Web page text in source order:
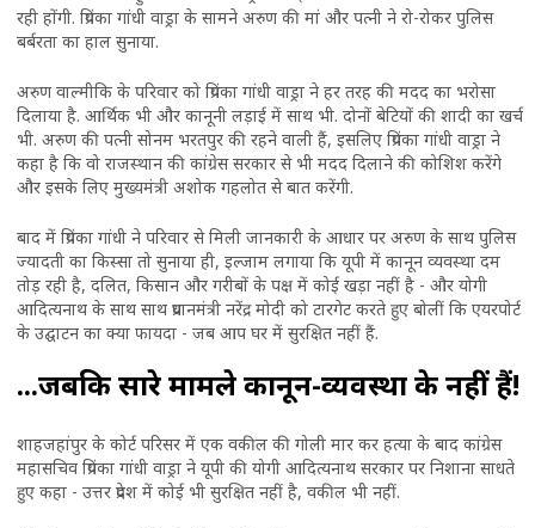
रही होंगी. प्रियंका गांधी वाड्रा के सामने अरुण की मां और पत्नी ने रो-रोकर पुलिस
बर्बरता का हाल सुनाया.
अरुण वाल्मीकि के परिवार को प्रियंका गांधी वाड्रा ने हर तरह की मदद का भरोसा
दिलाया है. आर्थिक भी और कानूनी लड़ाई में साथ भी. दोनों बेटियों की शादी का खर्च
भी. अरुण की पत्नी सोनम भरतपुर की रहने वाली हैं, इसलिए प्रियंका गांधी वाड्रा ने
कहा है कि वो राजस्थान की कांग्रेस सरकार से भी मदद दिलाने की कोशिश करेंगे
और इसके लिए मुख्यमंत्री अशोक गहलोत से बात करेंगी.
बाद में प्रियंका गांधी ने परिवार से मिली जानकारी के आधार पर अरुण के साथ पुलिस
ज्यादती का किस्सा तो सुनाया ही, इल्जाम लगाया कि यूपी में कानून व्यवस्था दम
तोड़ रही है, दलित, किसान और गरीबों के पक्ष में कोई खड़ा नहीं है - और योगी
आदित्यनाथ के साथ साथ प्रधानमंत्री नरेंद्र मोदी को टारगेट करते हुए बोलीं कि एयरपोर्ट
के उद्घाटन का क्या फायदा - जब आप घर में सुरक्षित नहीं हैं.
...जबकि सारे मामले कानून-व्यवस्था के नहीं हैं!
शाहजहांपुर के कोर्ट परिसर में एक वकील की गोली मार कर हत्या के बाद कांग्रेस
महासचिव प्रियंका गांधी वाड्रा ने यूपी की योगी आदित्यनाथ सरकार पर निशाना साधते
हुए कहा - उत्तर प्रदेश में कोई भी सुरक्षित नहीं है, वकील भी नहीं.